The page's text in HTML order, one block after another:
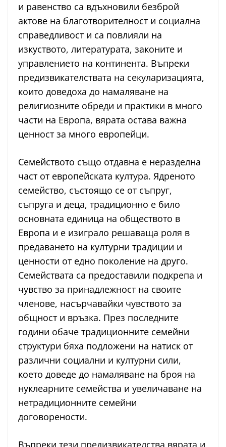
и равенство са вдъхновили безброй
актове на благотворителност и социална
справедливост и са повлияли на
изкуството, литературата, законите и
управлението на континента. Въпреки
предизвикателствата на секуларизацията,
които доведоха до намаляване на
религиозните обреди и практики в много
части на Европа, вярата остава важна
ценност за много европейци.
Семейството също отдавна е неразделна
част от европейската култура. Ядреното
семейство, състоящо се от съпруг,
съпруга и деца, традиционно е било
основната единица на обществото в
Европа и е изиграло решаваща роля в
предаването на културни традиции и
ценности от едно поколение на друго.
Семействата са предоставили подкрепа и
чувство за принадлежност на своите
членове, насърчавайки чувството за
общност и връзка. През последните
години обаче традиционните семейни
структури бяха подложени на натиск от
различни социални и културни сили,
което доведе до намаляване на броя на
нуклеарните семейства и увеличаване на
нетрадиционните семейни
договорености.